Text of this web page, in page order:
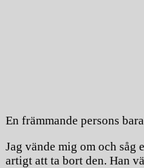
En främmande persons
Jag vände mig om och såg
artigt att ta bort den. Han